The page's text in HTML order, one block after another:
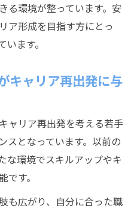
る環境が整っています。安
ア形成を目指す方にとっ
ます。
キャリア再出発に与
ャリア再出発を考える若手
スとなっています。以前の
な環境でスキルアップやキ
す。
も広がり、自分に合った職